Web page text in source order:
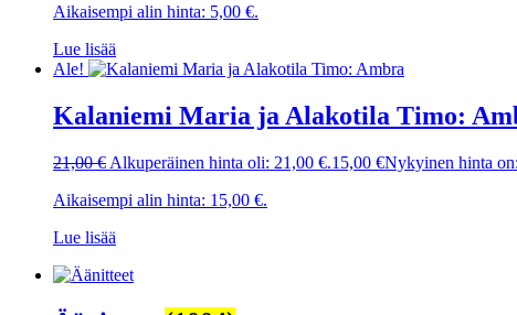
Aikaisempi alin hinta: 5,00 €.
Lue lisää
Ale!
Kalaniemi Maria ja Alakotila Timo:
21,00€ Alkuperäinen hinta oli: 21,00 €.15,00 €Nykyinen hinta
Aikaisempi alin hinta: 15,00 €.
Lue lisää